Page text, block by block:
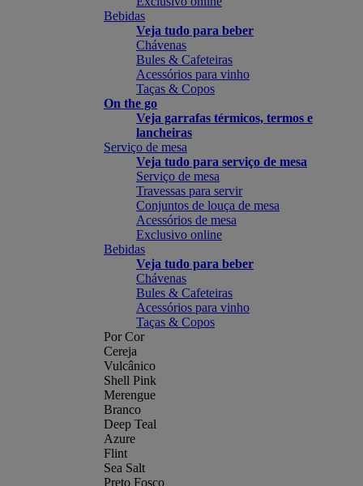
Bebidas
Veja tudo para beber
Chávenas
Bules & Cafeteiras
Acessórios para vinho
Taças & Copos
On the go
Veja garrafas térmicos, termos e
lancheiras
Serviço de mesa
Veja tudo para serviço de mesa
Serviço de mesa
Travessas para servir
Conjuntos de louça de mesa
Acessórios de mesa
Exclusivo online
Bebidas
Veja tudo para beber
Chávenas
Bules & Cafeteiras
Acessórios para vinho
Taças & Copos
Por Cor
Cereja
Vulcânico
Shell Pink
Merengue
Branco
Deep Teal
Azure
Flint
Sea Salt
Preto Fosco